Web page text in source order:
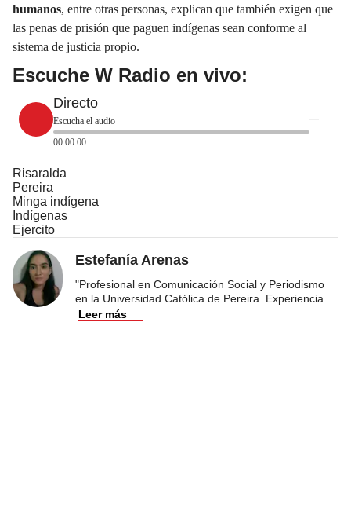
humanos, entre otras personas, explican que también exigen que
las penas de prisión que paguen indígenas sean conforme al
sistema de justicia propio.
Escuche W Radio en vivo:
Directo
Escucha el audio
00:00:00
Risaralda
Pereira
Minga indígena
Indígenas
Ejercito
Estefanía Arenas
"Profesional en Comunicación Social y Periodismo
en la Universidad Católica de Pereira. Experiencia
Leer más